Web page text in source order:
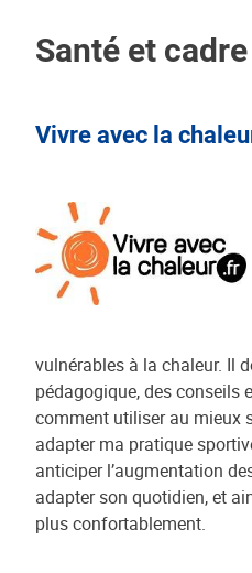
Santé et
Vivre avec la
vulnérables à la chaleur. Il
pédagogique, des conseils
comment utiliser au mieux
adapter ma pratique
anticiper l’augmentation
adapter son quotidien, et
plus confortablement.